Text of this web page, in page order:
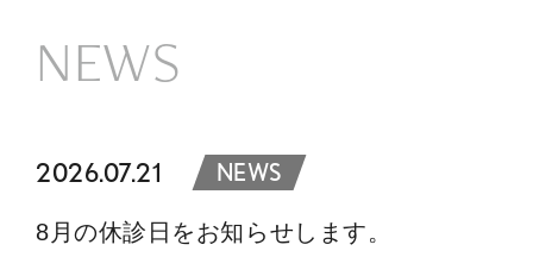
NEWS
2026.07.21 NEWS
8月の休診日をお知らせします。